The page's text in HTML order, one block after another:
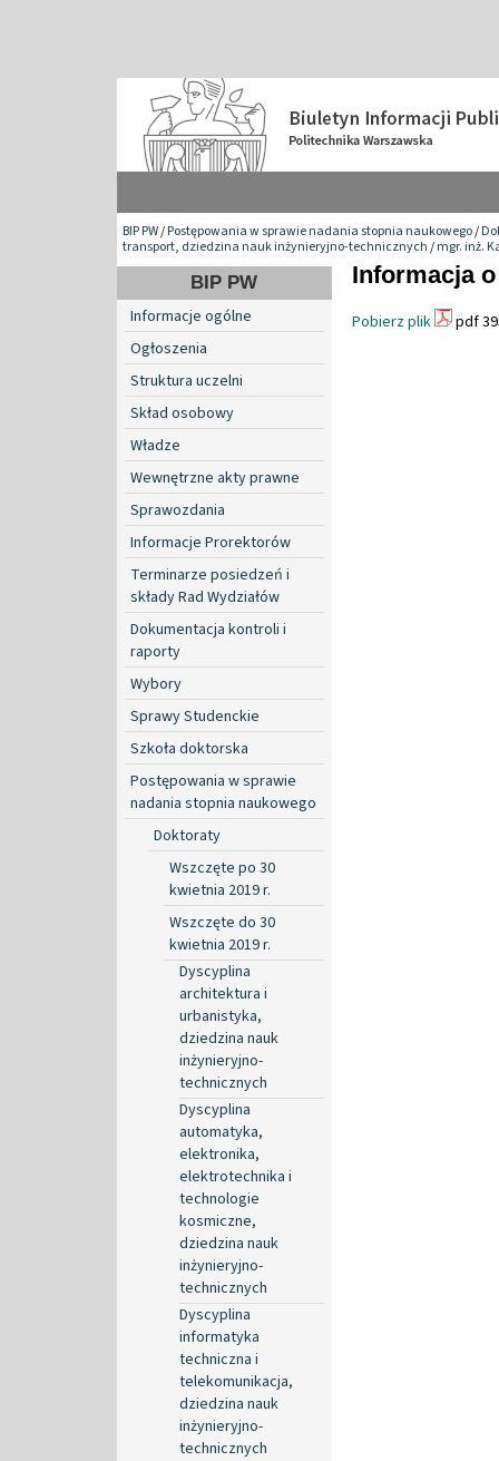
BIP PW/Postępowania w sprawie nadania stopnia naukowego/
transport, dziedzina nauk inżynieryjno-technicznych/mgr. inż.
BIP PW
Informacje ogólne
Ogłoszenia
Struktura uczelni
Skład osobowy
Władze
Wewnętrzne akty prawne
Sprawozdania
Informacje Prorektorów
Terminarze posiedzeń i
składy Rad Wydziałów
Dokumentacja kontroli i
raporty
Wybory
Sprawy Studenckie
Szkoła doktorska
Postępowania w sprawie
nadania stopnia naukowego
Doktoraty
Wszczęte po 30
kwietnia 2019 r.
Wszczęte do 30
kwietnia 2019 r.
Dyscyplina
architektura i
urbanistyka,
dziedzina nauk
inżynieryjno-
technicznych
Dyscyplina
automatyka,
elektronika,
elektrotechnika i
technologie
kosmiczne,
dziedzina nauk
inżynieryjno-
technicznych
Dyscyplina
informatyka
techniczna i
telekomunikacja,
dziedzina nauk
inżynieryjno-
technicznych
Informacja
Pobierz plik pdf